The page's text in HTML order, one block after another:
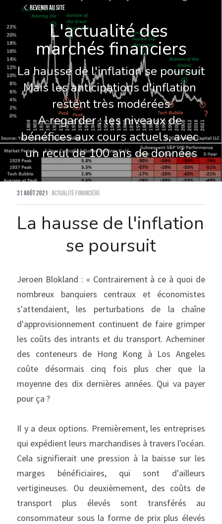
Revenir au site
L'actualité des
marchés financiers
La hausse de l'inflation se poursuit
Mais les anticipations d'inflation
restent très modérées
A regarder : les niveaux de
bénéfices aux cours actuels, avec
un recul de 100 ans de données
31 août 2021·Actualité financière
La hausse de l'inflation
se poursuit
Jeroen Blokland : « Contrairement à ce à quoi de
nombreux banquiers centraux et économistes
s'attendaient, les perturbations de la chaîne
d'approvisionnement continuent de faire grimper
les coûts des intrants et du transport. Acheminer
des conteneurs de Hong Kong à Los Angeles
coûte désormais cinq fois plus cher que la
moyenne des dix dernières années. Qui va payer
pour ça ?
Il y a deux options. Premièrement, les entreprises
qui expédient leurs marchandises à travers l'océan.
Cela signifierait une pression à la baisse sur les
marges bénéficiaires, qui sont d'ailleurs
vertigineuses. Ou deuxièmement, des coûts de
transport plus élevés sont transférés au
consommateur sous la forme de prix plus élevés